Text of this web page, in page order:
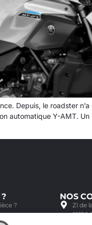
Depuis, le roadster
automatique Y-AMT.
?
NOS
ZI de
91220